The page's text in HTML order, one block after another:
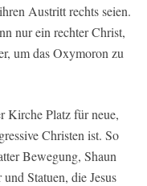
Austritt rechts seien.
nur ein rechter Christ,
um das Oxymoron zu
Kirche Platz für neue,
Christen ist. So
Bewegung, Shaun
Statuen, die Jesus